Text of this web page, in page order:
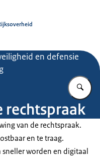
en defensie
rechtspraak
van de rechtspraak.
en te traag.
sneller worden en digitaal